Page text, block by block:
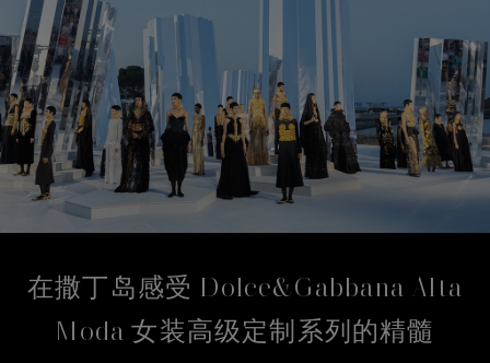
在撒丁岛感受 Dolce&Gabbana Alta
Moda 女装高级定制系列的精髓